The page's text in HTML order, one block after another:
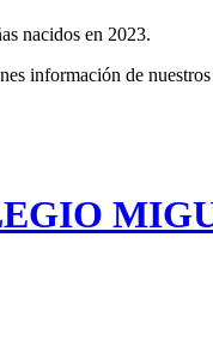
nacidos en 2023.
información de